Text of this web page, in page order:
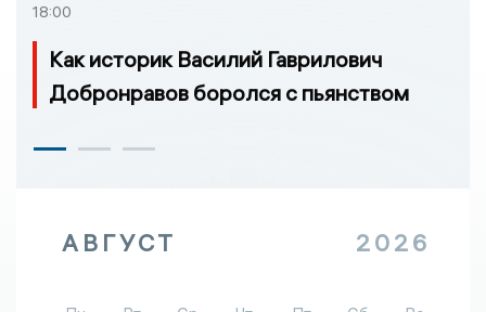
18:00
Как историк Василий Гаврилович
Добронравов боролся с пьянством
АВГУСТ 2026